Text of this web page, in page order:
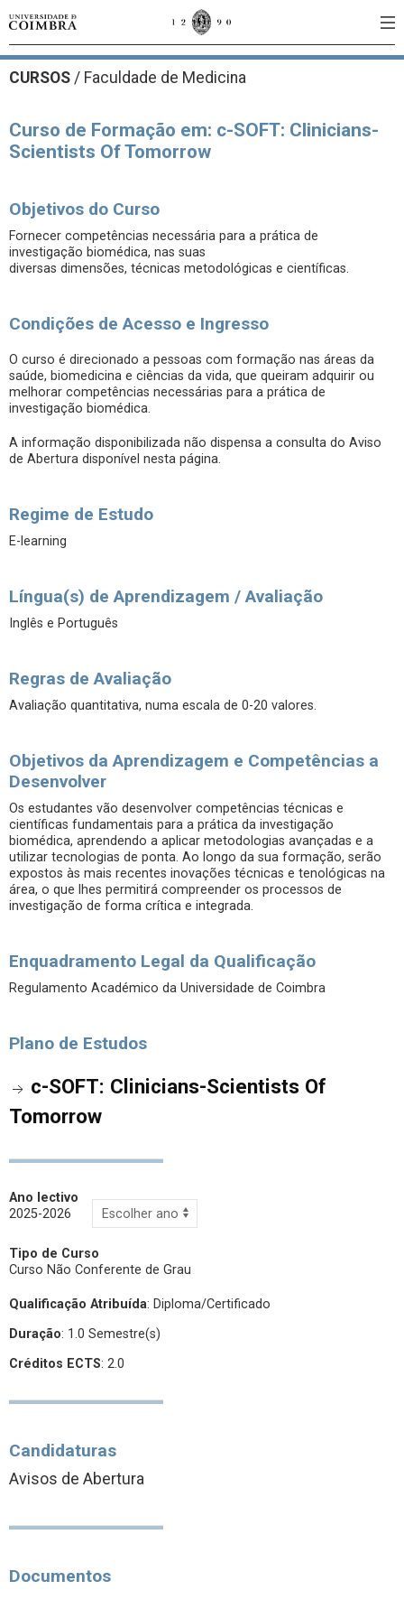
CURSOS / Faculdade de Medicina
Curso de Formação em: c-SOFT: Clinicians-
Scientists Of Tomorrow
Objetivos do Curso
Fornecer competências necessária para a prática de
investigação biomédica, nas suas
diversas dimensões, técnicas metodológicas e científicas.
Condições de Acesso e Ingresso
O curso é direcionado a pessoas com formação nas áreas da
saúde, biomedicina e ciências da vida, que queiram adquirir ou
melhorar competências necessárias para a prática de
investigação biomédica.
A informação disponibilizada não dispensa a consulta do Aviso
de Abertura disponível nesta página.
Regime de Estudo
E-learning
Língua(s) de Aprendizagem / Avaliação
Inglês e Português
Regras de Avaliação
Avaliação quantitativa, numa escala de 0-20 valores.
Objetivos da Aprendizagem e Competências a
Desenvolver
Os estudantes vão desenvolver competências técnicas e
científicas fundamentais para a prática da investigação
biomédica, aprendendo a aplicar metodologias avançadas e a
utilizar tecnologias de ponta. Ao longo da sua formação, serão
expostos às mais recentes inovações técnicas e tenológicas na
área, o que lhes permitirá compreender os processos de
investigação de forma crítica e integrada.
Enquadramento Legal da Qualificação
Regulamento Académico da Universidade de Coimbra
Plano de Estudos
c-SOFT: Clinicians-Scientists Of
Tomorrow
Ano lectivo
2025-2026
Tipo de Curso
Curso Não Conferente de Grau
Qualificação Atribuída: Diploma/Certificado
Duração: 1.0 Semestre(s)
Créditos ECTS: 2.0
Candidaturas
Avisos de Abertura
Documentos